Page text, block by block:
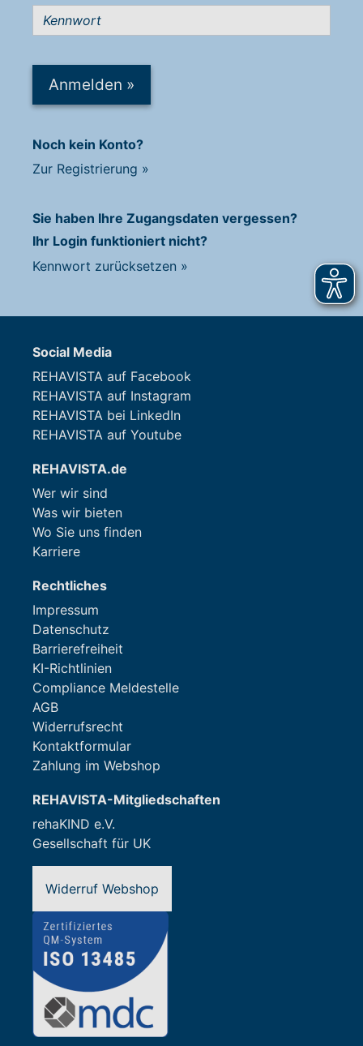
Anmelden »
Noch kein Konto?
Zur Registrierung »
Sie haben Ihre Zugangsdaten vergessen?
Ihr Login funktioniert nicht?
Kennwort zurücksetzen »
Social Media
REHAVISTA auf Facebook
REHAVISTA auf Instagram
REHAVISTA bei LinkedIn
REHAVISTA auf Youtube
REHAVISTA.de
Wer wir sind
Was wir bieten
Wo Sie uns finden
Karriere
Rechtliches
Impressum
Datenschutz
Barrierefreiheit
KI-Richtlinien
Compliance Meldestelle
AGB
Widerrufsrecht
Kontaktformular
Zahlung im Webshop
REHAVISTA-Mitgliedschaften
rehaKIND e.V.
Gesellschaft für UK
Widerruf Webshop